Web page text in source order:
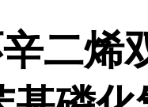
二烯